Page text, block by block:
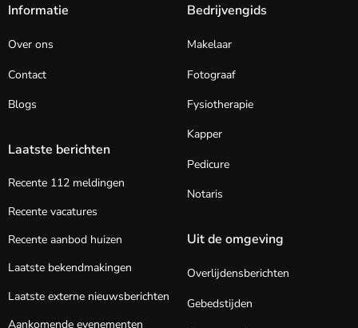
Informatie
Over ons
Contact
Blogs
Laatste berichten
Recente 112 meldingen
Recente vacatures
Recente aanbod huizen
Laatste bekendmakingen
Laatste externe nieuwsberichten
Aankomende evenementen
Bedrijvengids
Makelaar
Fotograaf
Fysiotherapie
Kapper
Pedicure
Notaris
Uit de omgeving
Overlijdensberichten
Gebedstijden